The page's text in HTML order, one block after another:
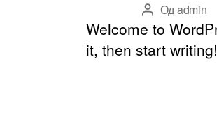
Аутор
чланка
Од admin
Welcome to
it, then start writing!